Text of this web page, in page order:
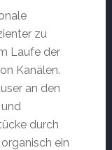
zu
Laufe der
Kanälen.
an den
durch
ein